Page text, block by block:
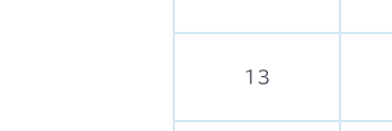
13